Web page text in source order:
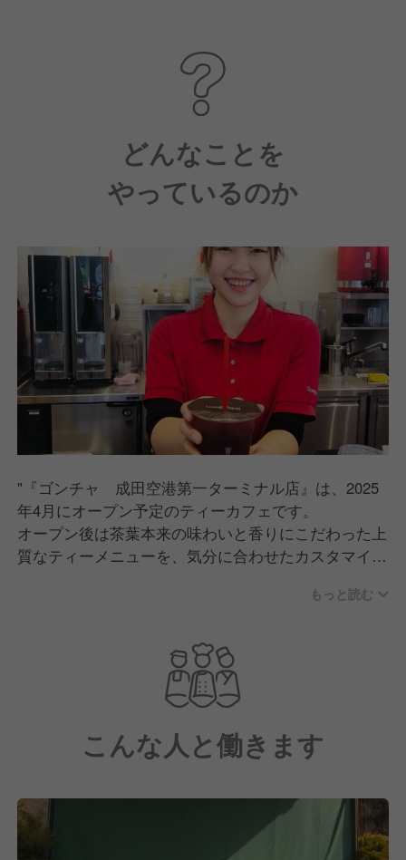
どんなことを
やっているのか
"『ゴンチャ 成田空港第一ターミナル店』は、2025
年4月にオープン予定のティーカフェです。
オープン後は茶葉本来の味わいと香りにこだわった上
質なティーメニューを、気分に合わせたカスタマイズ
そしてブランドの信頼を守り、愛されるお店づくりに
そこで現在、事業拡大に向け、戦力強化のために積極
【ゴンチャ(Gong cha、貢茶)について】
台湾発祥の世界最大規模のティーブランドです。
日本国内では直営・FC店を合わせて160店舗以上を展
開し、世界4位の店舗数、売上は世界2位を誇ります。
もっと読む
こんな人と働きます